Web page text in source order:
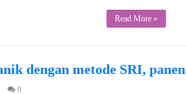
Read More »
dengan metode SRI,
0